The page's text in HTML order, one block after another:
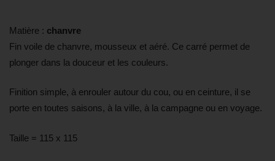
Matière : chanvre
Fin voile de chanvre, mousseux et aéré. Ce carré permet de
plonger dans la douceur et les couleurs.
Finition simple, à enrouler autour du cou, ou en ceinture, il se
porte en toutes saisons, à la ville, à la campagne ou en voyage.
Taille = 115 x 115